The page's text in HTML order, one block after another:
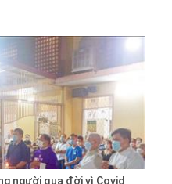
người qua đời vì Covid